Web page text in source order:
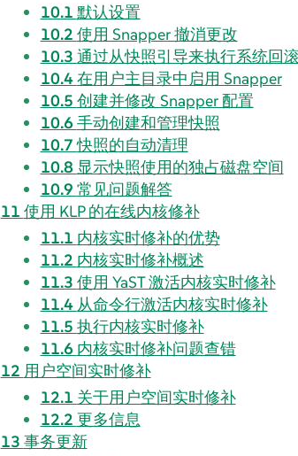
10.1 默认设置
10.2 使用 Snapper 撤消更改
10.3 通过从快照引导来执行系统回
10.4在用户主目录中启用 Snapper
10.5 创建并修改 Snapper 配置
10.6 手动创建和管理快照
10.7快照的自动清理
10.8 显示快照使用的独占磁盘空间
10.9 常见问题解答
11 使用 KLP 的在线内核修补
11.1 内核实时修补的优势
11.2 内核实时修补概述
11.3 使用 YaST 激活内核实时修补
11.4 从命令行激活内核实时修补
11.5 执行内核实时修补
11.6 内核实时修补问题查错
12 用户空间实时修补
12.1 关于用户空间实时修补
12.2 更多信息
13 事务更新